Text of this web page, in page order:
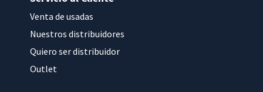
Venta de usadas
Nuestros distribuidores
Quiero ser distribuidor
Outlet